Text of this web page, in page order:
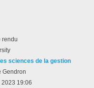
rendu
sciences de la gestion
Gendron
2023 19:06